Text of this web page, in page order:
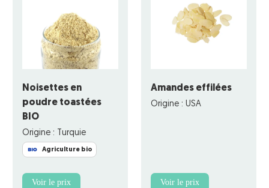
Noisettes en
poudre toastées
BIO
Origine : Turquie
Agriculture bio
Voir le prix
Amandes effilées
Origine : USA
Voir le prix